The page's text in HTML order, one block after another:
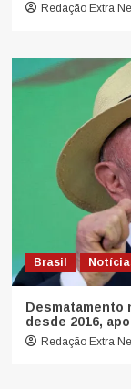
Redação Extra
Brasil
Desmatamento
desde 2016,
Redação Extra